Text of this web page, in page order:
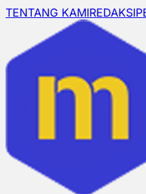
TENTANG KAMIREDAKSI